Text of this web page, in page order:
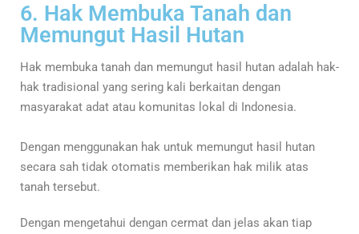
6. Hak Membuka Tanah dan
Memungut Hasil Hutan
Hak membuka tanah dan memungut hasil hutan adalah hak-
hak tradisional yang sering kali berkaitan dengan
masyarakat adat atau komunitas lokal di Indonesia.
Dengan menggunakan hak untuk memungut hasil hutan
secara sah tidak otomatis memberikan hak milik atas
tanah tersebut.
Dengan mengetahui dengan cermat dan jelas akan tiap